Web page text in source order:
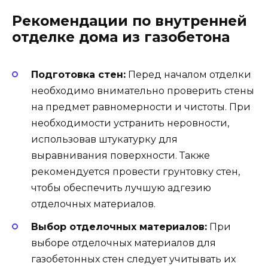
Рекомендации по внутренней
отделке дома из газобетона
Подготовка стен: Перед началом отделки
необходимо внимательно проверить стены
на предмет равномерности и чистоты. При
необходимости устранить неровности,
использовав штукатурку для
выравнивания поверхности. Также
рекомендуется провести грунтовку стен,
чтобы обеспечить лучшую адгезию
отделочных материалов.
Выбор отделочных материалов: При
выборе отделочных материалов для
газобетонных стен следует учитывать их